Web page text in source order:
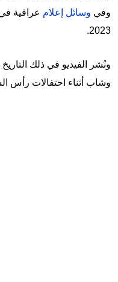
وفي وسائل إعلام عراقية
2023.
ونُشر الفيديو في ذلك
وشاب أثناء احتفالات رأس